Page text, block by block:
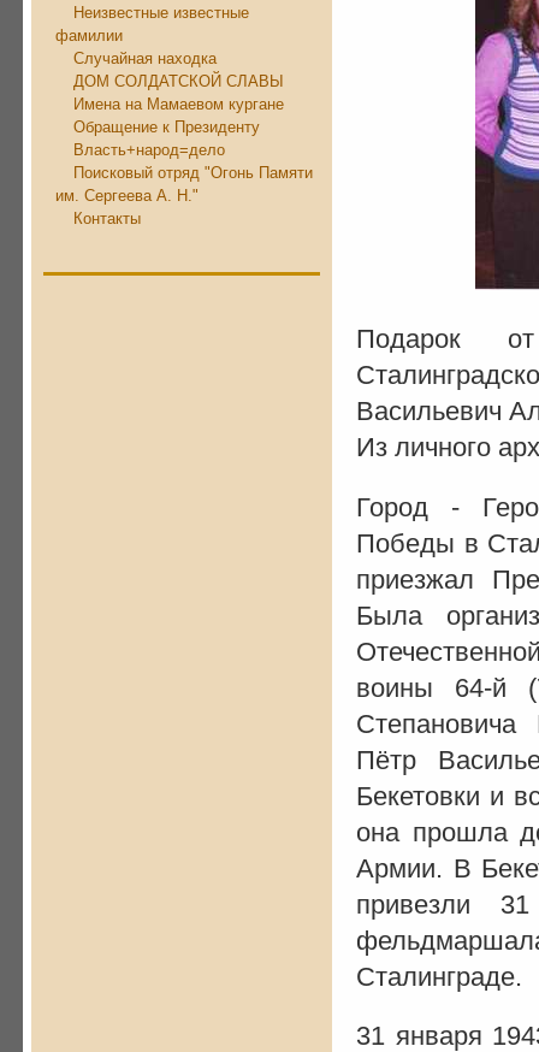
Неизвестные известные
фамилии
Случайная находка
ДОМ СОЛДАТСКОЙ СЛАВЫ
Имена на Мамаевом кургане
Обращение к Президенту
Власть+народ=дело
Поисковый отряд "Огонь Памяти
им. Сергеева А. Н."
Контакты
Подарок
Васильевич
Из личного
Город -
Победы в
приезжал
Была
воины 64-й
Пётр
Бекетовки и
она прошла
Армии. В
привезли
Сталинграде.
31 января